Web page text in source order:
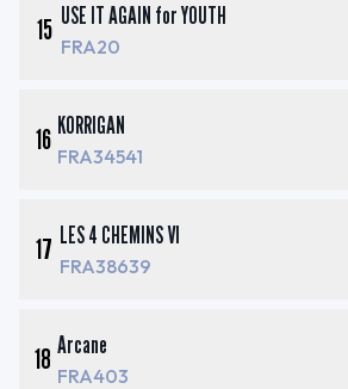
15 USE IT AGAIN for YOUTH
FRA20
16 KORRIGAN
FRA34541
17 LES 4 CHEMINS VI
FRA38639
18 Arcane
FRA403